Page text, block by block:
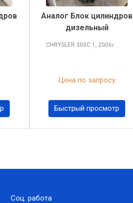
Аналог Блок цилиндров
дизельный
CHRYSLER 300C 1, 2006г.
Цена по запросу
Быстрый просмотр
Соц. работа